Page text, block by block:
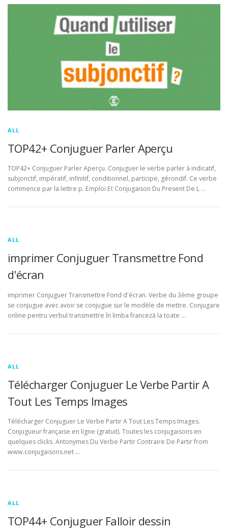
ALL
TOP42+ Conjuguer Parler Aperçu
TOP42+ Conjuguer Parler Aperçu. Conjuguer le verbe parler à indicatif,
subjonctif, impératif, infinitif, conditionnel, participe, gérondif. Ce verbe
commence par la lettre p. Emploi Et Conjugaison Du Present De L …
ALL
imprimer Conjuguer Transmettre Fond
d'écran
imprimer Conjuguer Transmettre Fond d'écran. Verbe du 3ème groupe
se conjugue avec avoir se conjugue sur le modèle de mettre. Conjugare
online pentru verbul transmettre în limba franceză la toate …
ALL
Télécharger Conjuguer Le Verbe Partir A
Tout Les Temps Images
Télécharger Conjuguer Le Verbe Partir A Tout Les Temps Images.
Conjugueur française en ligne (gratuit). Toutes les conjugaisons en
quelques clicks. Antonymes Du Verbe Partir Contraire De Partir from
www.conjugaisons.net …
ALL
TOP44+ Conjuguer Falloir dessin